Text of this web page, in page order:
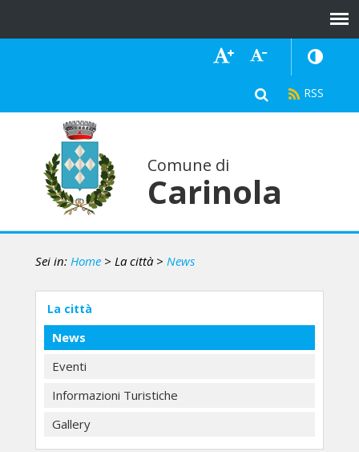
Comune di
Carinola
Sei in: Home > La città > News
La città
News
Eventi
Informazioni Turistiche
Gallery